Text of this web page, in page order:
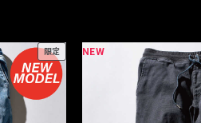
限定 NEW